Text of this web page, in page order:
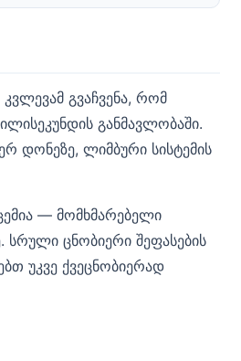
გვაჩვენა, რომ
განმავლობაში.
დონეზე, ლიმბური სისტემის
— მომხმარებელი
სრული ცნობიერი შეფასების
უკვე ქვეცნობიერად